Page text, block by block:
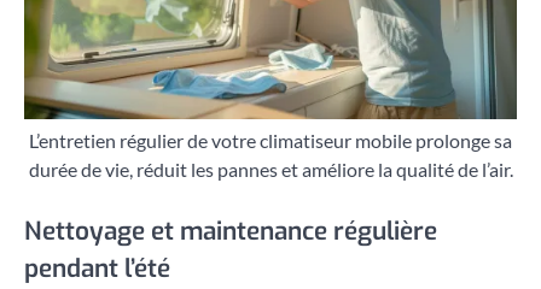
L’entretien régulier de votre climatiseur mobile prolonge sa
durée de vie, réduit les pannes et améliore la qualité de l’air.
Nettoyage et maintenance régulière
pendant l’été